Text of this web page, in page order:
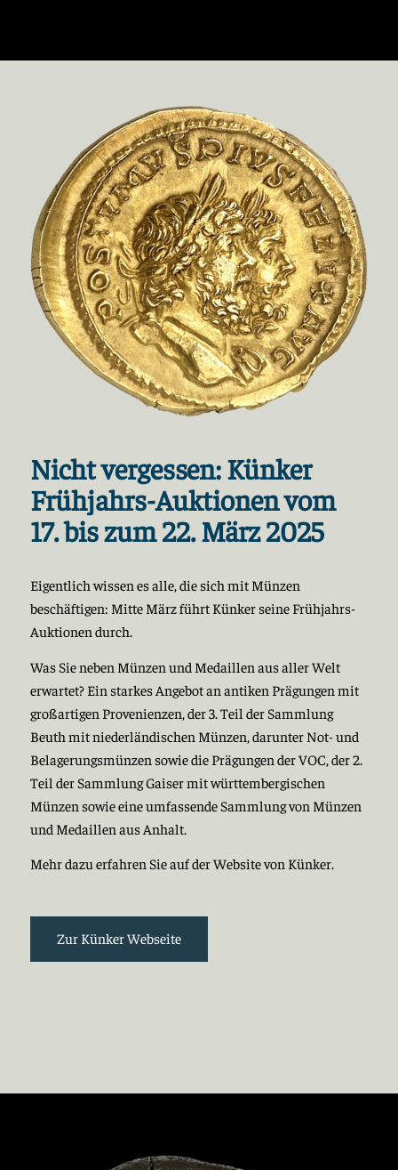
Nicht vergessen: Künker
Frühjahrs-Auktionen vom
17. bis zum 22. März 2025
Eigentlich wissen es alle, die sich mit Münzen
beschäftigen: Mitte März führt Künker seine Frühjahrs-
Auktionen durch.
Was Sie neben Münzen und Medaillen aus aller Welt
erwartet? Ein starkes Angebot an antiken Prägungen mit
großartigen Provenienzen, der 3. Teil der Sammlung
Beuth mit niederländischen Münzen, darunter Not- und
Belagerungsmünzen sowie die Prägungen der VOC, der 2.
Teil der Sammlung Gaiser mit württembergischen
Münzen sowie eine umfassende Sammlung von Münzen
und Medaillen aus Anhalt.
Mehr dazu erfahren Sie auf der Website von Künker.
Zur Künker Webseite